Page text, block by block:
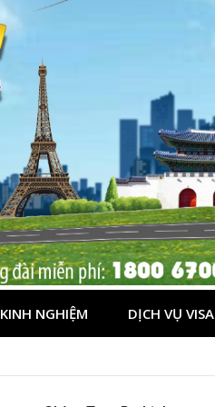
KINH NGHIỆM DỊCH VỤ VISA